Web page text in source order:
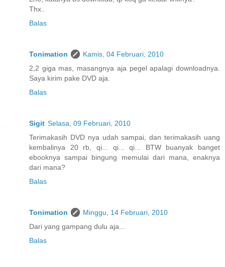
Thx..
Balas
Tonimation
Kamis, 04 Februari, 2010
2,2 giga mas, masangnya aja pegel apalagi downloadnya.
Saya kirim pake DVD aja.
Balas
Sigit Selasa, 09 Februari, 2010
Terimakasih DVD nya udah sampai, dan terimakasih uang
kembalinya 20 rb, qi... qi... qi... BTW buanyak banget
ebooknya sampai bingung memulai dari mana, enaknya
dari mana?
Balas
Tonimation
Minggu, 14 Februari, 2010
Dari yang gampang dulu aja...
Balas